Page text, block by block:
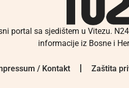
portal sa sjedištem u Vitezu.
informacije iz Bosne i
/ Kontakt Zaštita